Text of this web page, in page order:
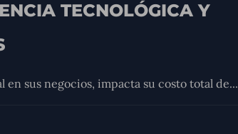
TECNOLÓGICA Y
sus negocios, impacta su costo total de...